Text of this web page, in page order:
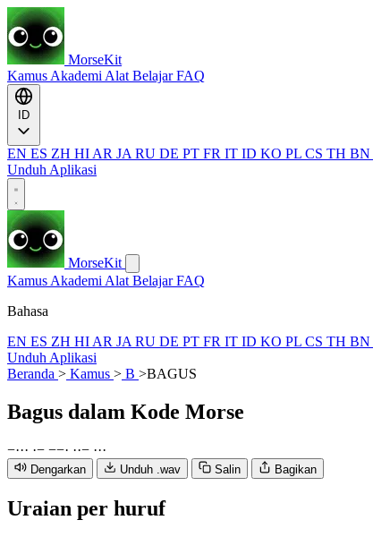
MorseKit
Kamus Akademi Alat BelajarFAQ
EN ES ZH HI AR JA RU DE PT FR IT ID KO PL CS TH BN
Unduh Aplikasi
MorseKit
Kamus Akademi Alat BelajarFAQ
Bahasa
EN ES ZH HI AR JA RU DE PT FR IT ID KO PL CS TH BN
Unduh Aplikasi
Beranda > Kamus > B >BAGUS
Bagus dalam Kode Morse
−··· ·− −−· ··− ···
Dengarkan Unduh .wav Salin Bagikan
Uraian per huruf